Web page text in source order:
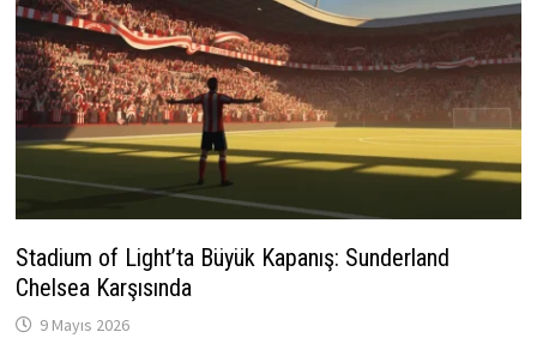
Stadium of Light’ta Büyük Kapanış: Sunderland
Chelsea Karşısında
9 Mayıs 2026